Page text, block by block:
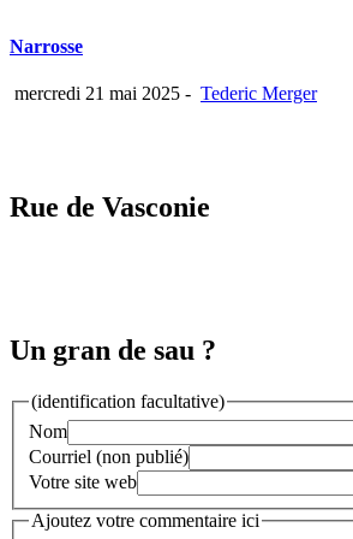
Narrosse
mercredi 21 mai 2025 - Tederic Merger
Rue de Vasconie
Un gran de sau ?
(identification facultative)
Nom
Courriel (non publié)
Votre site web
Ajoutez votre commentaire ici